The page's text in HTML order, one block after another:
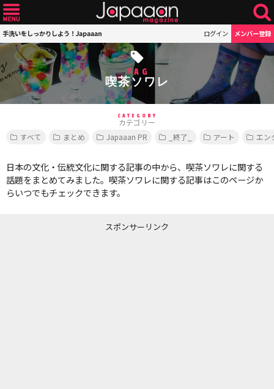
手洗いをしっかりしよう！Japaaan ログイン メンバー登録
TAG
喫茶ソワレ
CATEGORY
カテゴリー
すべて
まとめ Japaaan PR _終了_ アート エン
日本の文化・伝統文化に関する記事の中から、喫茶ソワレに関する
話題をまとめてみました。喫茶ソワレに関する記事はこのページか
らいつでもチェックできます。
スポンサーリンク